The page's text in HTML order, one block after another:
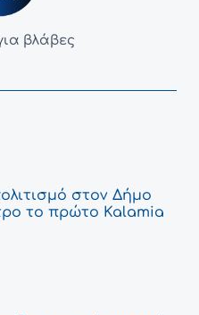
βλάβες
στον Δήμο
το πρώτο Kalamia